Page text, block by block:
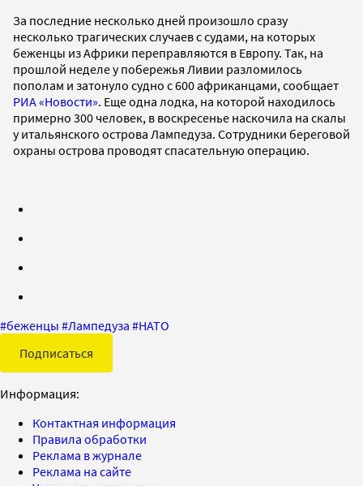
За последние несколько дней произошло сразу
несколько трагических случаев с судами, на которых
беженцы из Африки переправляются в Европу. Так, на
прошлой неделе у побережья Ливии разломилось
пополам и затонуло судно с 600 африканцами, сообщает
РИА «Новости». Еще одна лодка, на которой находилось
примерно 300 человек, в воскресенье наскочила на скалы
у итальянского острова Лампедуза. Сотрудники береговой
охраны острова проводят спасательную операцию.
#беженцы #Лампедуза #НАТО
Подписаться
Информация:
Контактная информация
Правила обработки
Реклама в журнале
Реклама на сайте